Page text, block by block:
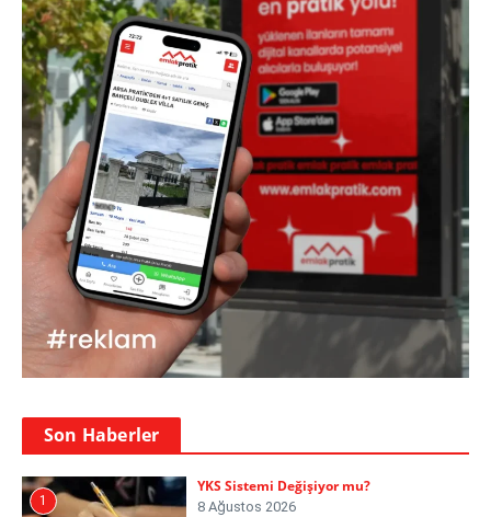
Son Haberler
1
YKS Sistemi Değişiyor mu?
8 Ağustos 2026